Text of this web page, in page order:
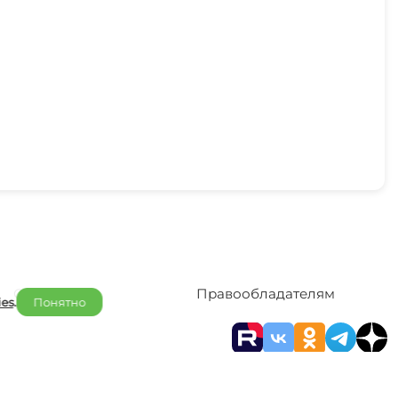
. Понятно
Отельерам Правообладателям